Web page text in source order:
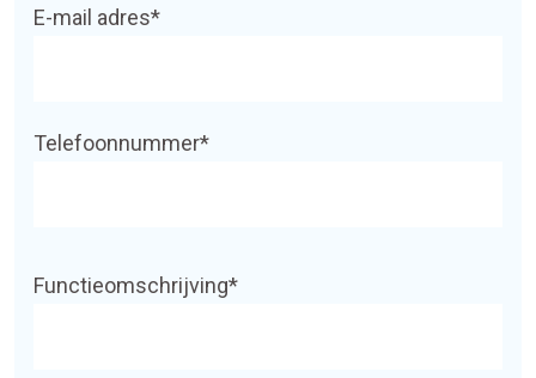
E-mail adres*
Telefoonnummer*
Functieomschrijving*